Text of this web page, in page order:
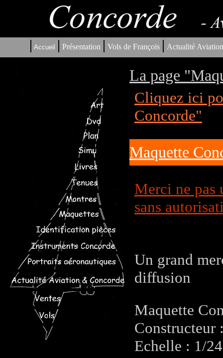
| Accueil | Présentation | Vols de François | Actualité
La page
Cliquez ici
Concorde"
Maquette
Merci ne pas
sans
Un grand
diffusion
Maquette
Constructeur
Echelle : 1/24